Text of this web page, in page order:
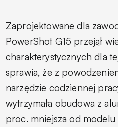
Zaprojektowane dla
PowerShot G15 przejął
charakterystycznych dla
sprawia, że z
narzędzie codziennej
wytrzymała obudowa z
proc. mniejsza od modelu